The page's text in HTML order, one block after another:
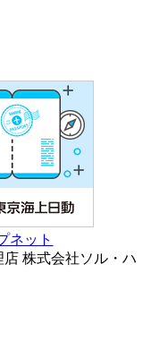
株式会社ソル・ハ